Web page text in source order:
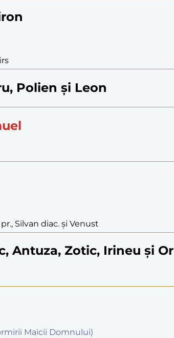
Polien şi Leon
Silvan diac. şi Venust
Antuza, Zotic, Irineu şi Or
Maicii Domnului)